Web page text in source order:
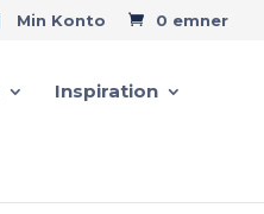
Min Konto 0 emner
Inspiration